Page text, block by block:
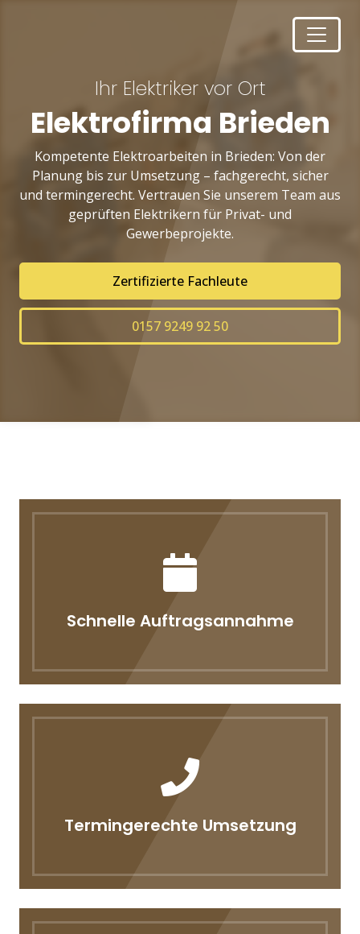
Ihr Elektriker vor Ort
Elektrofirma Brieden
Kompetente Elektroarbeiten in Brieden: Von der
Planung bis zur Umsetzung – fachgerecht, sicher
und termingerecht. Vertrauen Sie unserem Team aus
geprüften Elektrikern für Privat- und
Gewerbeprojekte.
Zertifizierte Fachleute
0157 9249 92 50
Schnelle Auftragsannahme
Termingerechte Umsetzung